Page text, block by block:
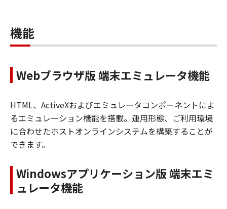
機能
Webブラウザ版 端末エミュレータ機能
HTML、ActiveXおよびエミュレータコンポーネントによ
るエミュレーション機能を搭載。運用形態、ご利用環境
に合わせたホストオンラインシステムを構築することが
できます。
Windowsアプリケーション版 端末エミ
ュレータ機能